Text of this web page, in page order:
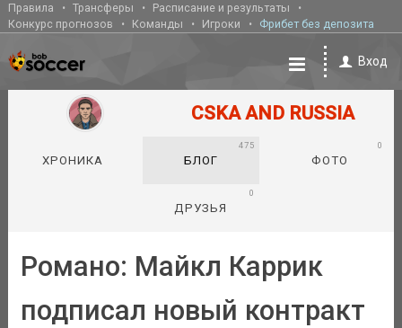
Правила Трансферы
Расписание и результаты
Конкурс прогнозов
Команды Игроки Фрибет без депозита
Вход
CSKA AND RUSSIA
ХРОНИКА БЛОГ
475
ФОТО
0
ДРУЗЬЯ
0
Романо: Майкл Каррик
подписал новый контракт